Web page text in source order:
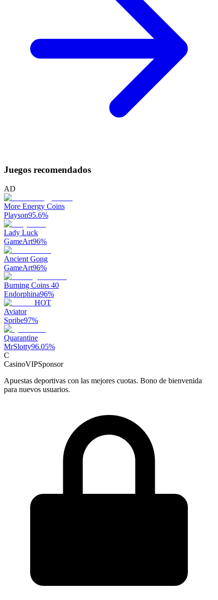
Juegos recomendados
AD
More Energy Coins
Playson95.6%
Lady Luck
GameArt96%
Ancient Gong
GameArt96%
Burning Coins 40
Endorphina96%
HOT
Aviator
Spribe97%
Quarantine
MrSlotty96.05%
C
CasinoVIPSponsor
Apuestas deportivas con las mejores cuotas. Bono de bienvenida
para nuevos usuarios.